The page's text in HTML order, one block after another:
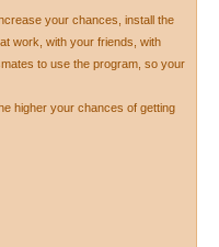
your chances, install the
work, with your friends, with
to use the program, so your
higher your chances of getting